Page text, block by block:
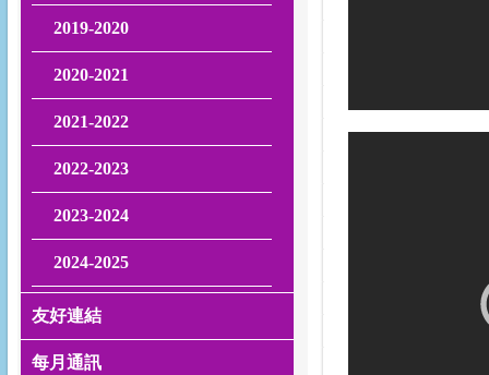
2019-2020
2020-2021
2021-2022
2022-2023
2023-2024
2024-2025
友好連結
每月通訊